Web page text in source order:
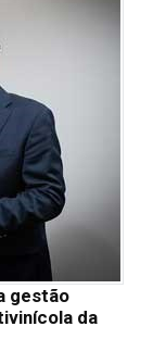
gestão
da